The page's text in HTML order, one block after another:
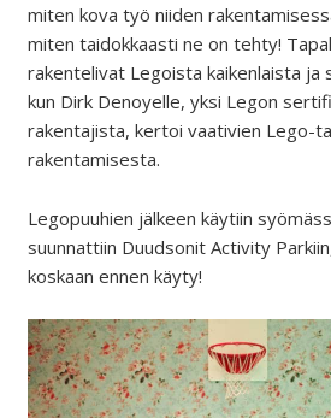
miten kova työ niiden
miten taidokkaasti ne on tehty!
rakentelivat Legoista kaikenlaista ja
kun Dirk Denoyelle, yksi Legon
rakentajista, kertoi vaativien Lego-
rakentamisesta.
Legopuuhien jälkeen käytiin
suunnattiin Duudsonit Activity
koskaan ennen käyty!